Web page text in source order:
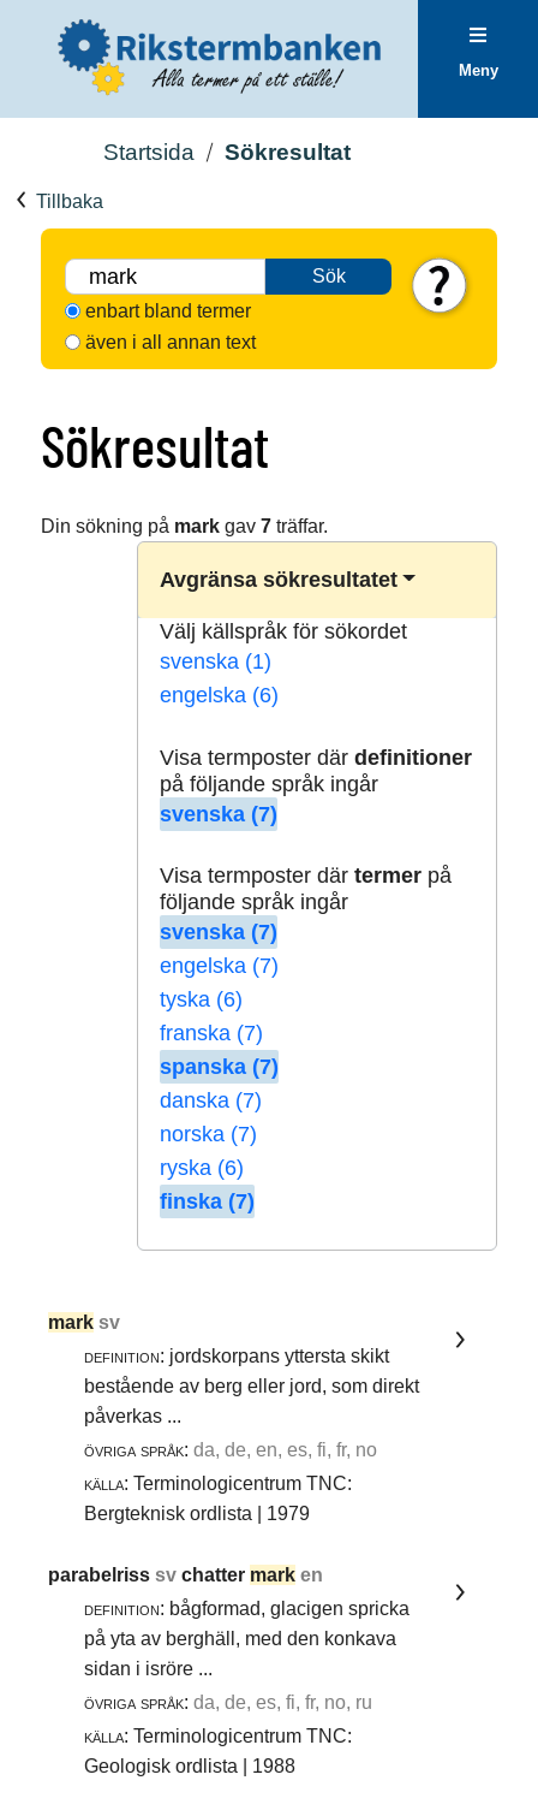
Meny
Startsida Sökresultat
Tillbaka
Sök
enbart bland termer
även i all annan text
Sökresultat
Din sökning på markgav 7träffar.
Avgränsa sökresultatet
Välj källspråk för sökordet
svenska (1)
engelska (6)
Visa termposter där definitioner
på följande språk ingår
svenska (7)
Visa termposter där termerpå
följande språk ingår
svenska (7)
engelska (7)
tyska (6)
franska (7)
spanska (7)
danska (7)
norska (7)
ryska (6)
finska (7)
mark sv
definition: jordskorpans yttersta skikt
bestående av berg eller jord, som direkt
påverkas ...
övriga språk: da, de, en, es, fi, fr, no
källa: Terminologicentrum TNC:
Bergteknisk ordlista | 1979
parabelrisssvchatter mark en
definition: bågformad, glacigen spricka
på yta av berghäll, med den konkava
sidan i isröre ...
övriga språk: da, de, es, fi, fr, no, ru
källa: Terminologicentrum TNC:
Geologisk ordlista | 1988